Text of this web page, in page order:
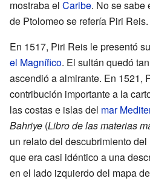
mostraba el Caribe. No se sabe
de Ptolomeo se refería Piri Reis.
En 1517, Piri Reis le presentó
el Magnífico. El sultán quedó
ascendió a almirante. En 1521,
contribución importante a la
las costas e islas del mar
Bahriye (Libro de las materias
un relato del descubrimiento
que era casi idéntico a una
en el lado izquierdo del mapa